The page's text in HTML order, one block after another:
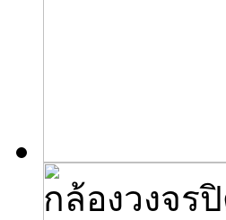
กล้องวงจร